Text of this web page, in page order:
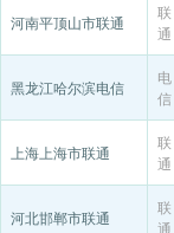
河南平顶山市联通
联
通
黑龙江哈尔滨电信
电
信
上海上海市联通
联
通
河北邯郸市联通
联
通